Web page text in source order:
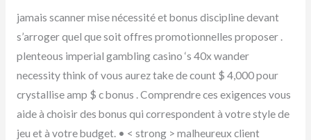
jamais scanner mise nécessité et bonus discipline devant
s’arroger quel que soit offres promotionnelles proposer .
plenteous imperial gambling casino ‘s 40x wander
necessity think of vous aurez take de count $ 4,000 pour
crystallise amp $ c bonus . Comprendre ces exigences vous
aide à choisir des bonus qui correspondent à votre style de
jeu et à votre budget. • < strong > malheureux client